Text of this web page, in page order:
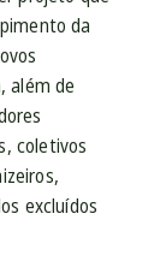
da
além de
coletivos
excluídos